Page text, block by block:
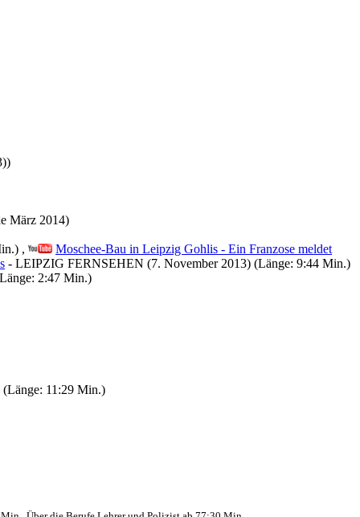
März 2014)
,
Moschee-Bau in Leipzig Gohlis - Ein Franzose meldet
- LEIPZIG FERNSEHEN (7. November 2013) (Länge: 9:44 Min.)
2:47 Min.)
(Länge: 11:29 Min.)